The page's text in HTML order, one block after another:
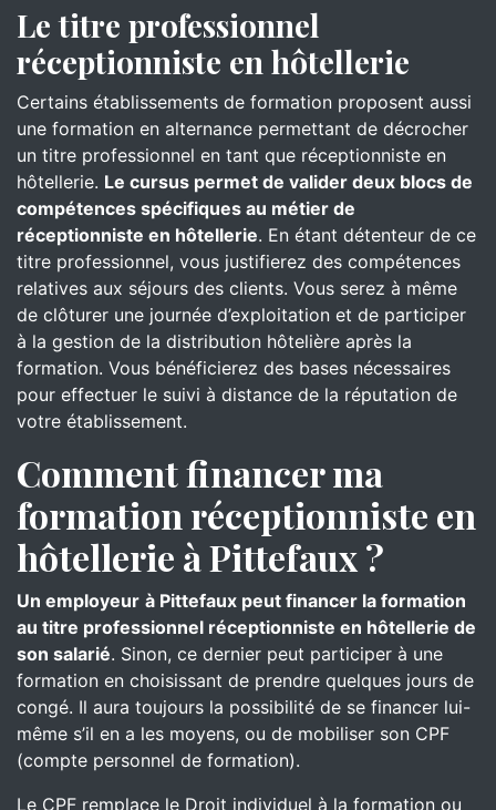
Le titre professionnel
réceptionniste en hôtellerie
Certains établissements de formation proposent aussi
une formation en alternance permettant de décrocher
un titre professionnel en tant que réceptionniste en
hôtellerie. Le cursus permet de valider deux blocs de
compétences spécifiques au métier de
réceptionniste en hôtellerie. En étant détenteur de ce
titre professionnel, vous justifierez des compétences
relatives aux séjours des clients. Vous serez à même
de clôturer une journée d’exploitation et de participer
à la gestion de la distribution hôtelière après la
formation. Vous bénéficierez des bases nécessaires
pour effectuer le suivi à distance de la réputation de
votre établissement.
Comment financer ma
formation réceptionniste en
hôtellerie à Pittefaux ?
Un employeur à Pittefaux peut financer la formation
au titre professionnel réceptionniste en hôtellerie de
son salarié. Sinon, ce dernier peut participer à une
formation en choisissant de prendre quelques jours de
congé. Il aura toujours la possibilité de se financer lui-
même s’il en a les moyens, ou de mobiliser son CPF
(compte personnel de formation).
Le CPF remplace le Droit individuel à la formation ou